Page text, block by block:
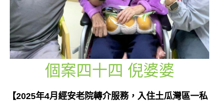
個案四十四 倪婆婆
【2025年4月經安老院轉介服務，入住土瓜灣區一私